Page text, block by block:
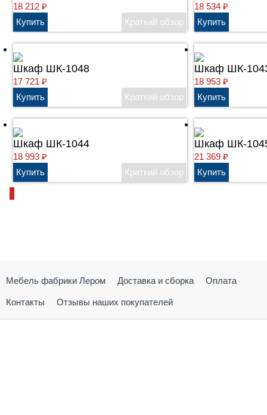
18 212₽ 18 534₽
Шкаф ШК-1048
17 721₽
Шкаф ШК-
18 953₽
Шкаф ШК-1044
18 993₽
Шкаф ШК-
21 369₽
Мебель фабрики Лером Доставка и сборка Оплата
Контакты Отзывы наших покупателей